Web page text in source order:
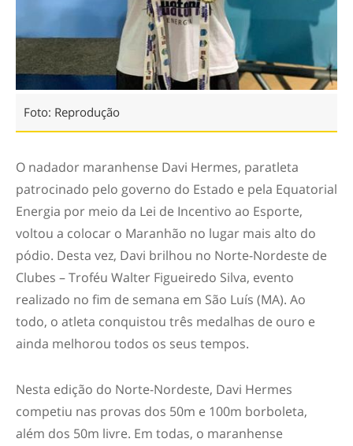
Foto: Reprodução
O nadador maranhense Davi Hermes, paratleta
patrocinado pelo governo do Estado e pela Equatorial
Energia por meio da Lei de Incentivo ao Esporte,
voltou a colocar o Maranhão no lugar mais alto do
pódio. Desta vez, Davi brilhou no Norte-Nordeste de
Clubes – Troféu Walter Figueiredo Silva, evento
realizado no fim de semana em São Luís (MA). Ao
todo, o atleta conquistou três medalhas de ouro e
ainda melhorou todos os seus tempos.
Nesta edição do Norte-Nordeste, Davi Hermes
competiu nas provas dos 50m e 100m borboleta,
além dos 50m livre. Em todas, o maranhense